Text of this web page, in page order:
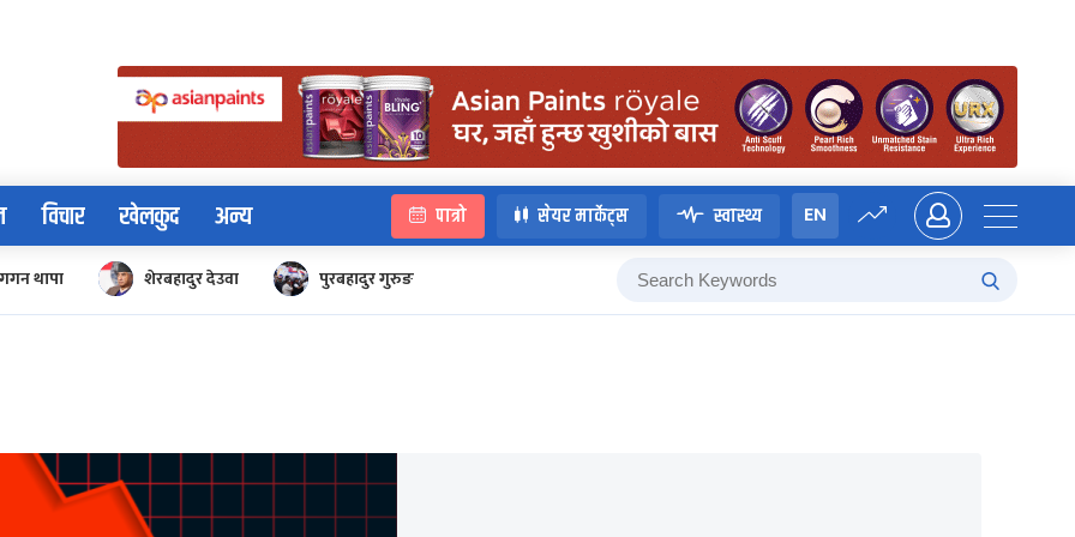
विचार खेलकुद अन्य पात्रो सेयर मार्केट्स स्वास्थ्य EN
गगन थापा शेरबहादुर देउवा पुरबहादुर गुरुङ